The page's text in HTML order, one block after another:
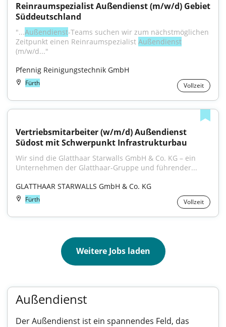
Reinraumspezialist Außendienst (m/w/d) Gebiet
Süddeutschland
"...Außendienst-Teams suchen wir zum nächstmöglichen
Zeitpunkt einen Reinraumspezialist Außendienst
(m/w/d..."
Pfennig Reinigungstechnik GmbH
Fürth Vollzeit
Vertriebsmitarbeiter (w/m/d) Außendienst
Südost mit Schwerpunkt Infrastrukturbau
Wir sind die Glatthaar Starwalls GmbH & Co. KG – ein
Unternehmen der Glatthaar-Gruppe und führender...
GLATTHAAR STARWALLS GmbH & Co. KG
Fürth Vollzeit
Weitere Jobs laden
Außendienst
Der Außendienst ist ein spannendes Feld, das